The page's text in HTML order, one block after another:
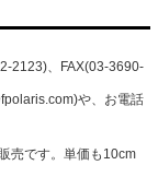
2123)、FAX(03-3690-
や、お電話
売です。単価も10cm